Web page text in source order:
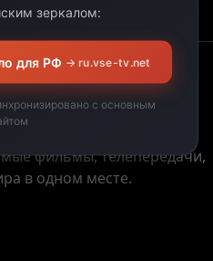
фильмы, телепередачи,
в одном месте.
зеркалом:
для РФ → ru.vse-tv.net
с основным